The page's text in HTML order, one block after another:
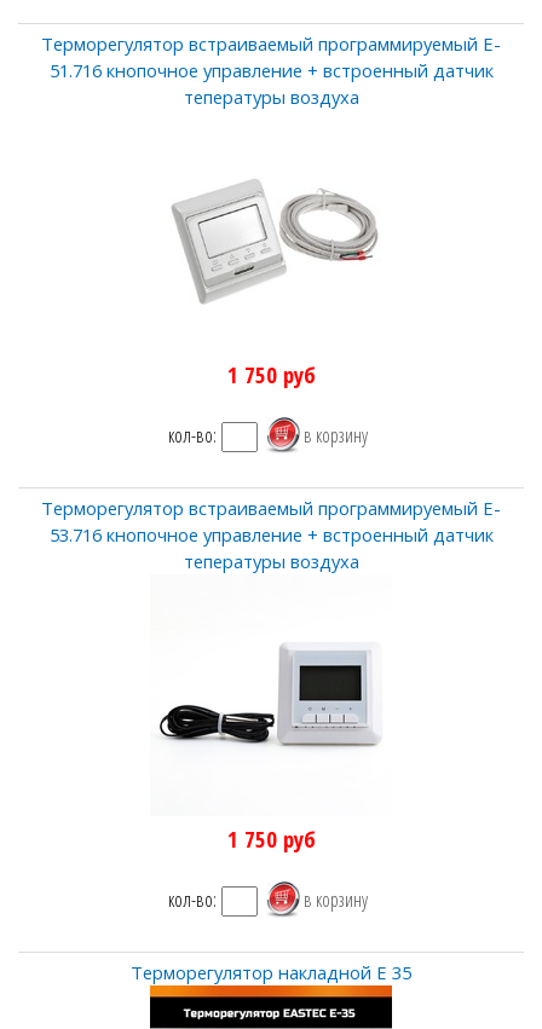
Терморегулятор встраиваемый программируемый E-
51.716 кнопочное управление + встроенный датчик
тепературы воздуха
1 750 руб
кол-во:
Терморегулятор встраиваемый программируемый E-
53.716 кнопочное управление + встроенный датчик
тепературы воздуха
1 750 руб
кол-во:
Терморегулятор накладной Е 35